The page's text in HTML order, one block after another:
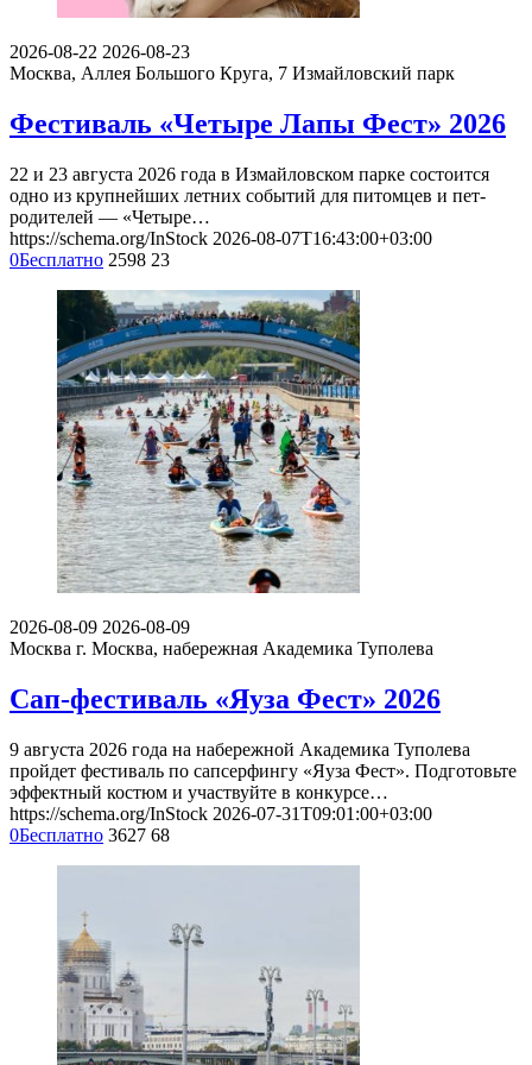
2026-08-22 2026-08-23
Москва, Аллея Большого Круга, 7 Измайловский парк
Фестиваль «Четыре Лапы Фест» 2026
22 и 23 августа 2026 года в Измайловском парке состоится
одно из крупнейших летних событий для питомцев и пет-
родителей — «Четыре…
https://schema.org/InStock 2026-08-07T16:43:00+03:00
0Бесплатно 2598 23
2026-08-09 2026-08-09
Москва г. Москва, набережная Академика Туполева
Сап-фестиваль «Яуза Фест» 2026
9 августа 2026 года на набережной Академика Туполева
пройдет фестиваль по сапсерфингу «Яуза Фест». Подготовьте
эффектный костюм и участвуйте в конкурсе…
https://schema.org/InStock 2026-07-31T09:01:00+03:00
0Бесплатно 3627 68